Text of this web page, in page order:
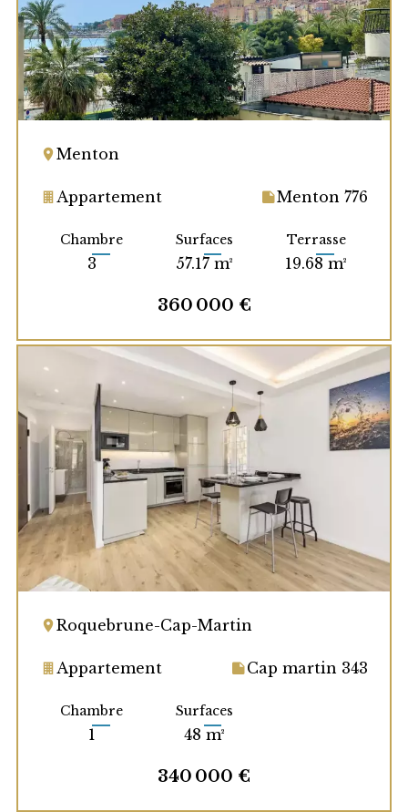
Menton
Appartement Menton 776
Chambre
3
Surfaces
57.17 m²
Terrasse
19.68 m²
360 000 €
Roquebrune-Cap-Martin
Appartement Cap martin 343
Chambre
1
Surfaces
48 m²
340 000 €